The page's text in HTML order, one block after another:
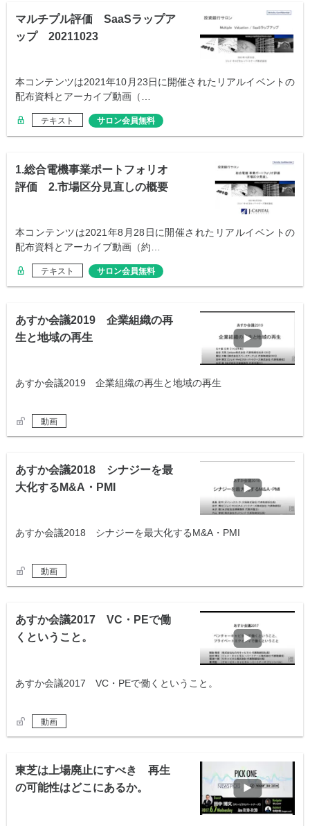
マルチプル評価 SaaSラップア
ップ 20211023
本コンテンツは2021年10月23日に開催されたリアルイベントの
配布資料とアーカイブ動画（…
テキスト サロン会員無料
1.総合電機事業ポートフォリオ
評価 2.市場区分見直しの概要
本コンテンツは2021年8月28日に開催されたリアルイベントの
配布資料とアーカイブ動画（約…
テキスト サロン会員無料
あすか会議2019 企業組織の再
生と地域の再生
あすか会議2019 企業組織の再生と地域の再生
動画
あすか会議2018 シナジーを最
大化するM&A・PMI
あすか会議2018 シナジーを最大化するM&A・PMI
動画
あすか会議2017 VC・PEで働
くということ。
あすか会議2017 VC・PEで働くということ。
動画
東芝は上場廃止にすべき 再生
の可能性はどこにあるか。